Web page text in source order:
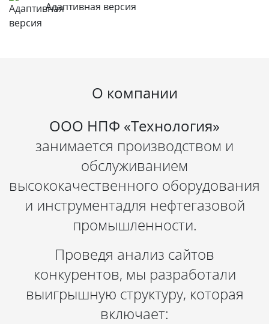
Адаптивная версия
О компании
ООО НПФ «Технология»
занимается производством и
обслуживанием
высококачественного оборудования
и инструментадля нефтегазовой
промышленности.
Проведя анализ сайтов
конкурентов, мы разработали
выигрышную структуру, которая
включает: